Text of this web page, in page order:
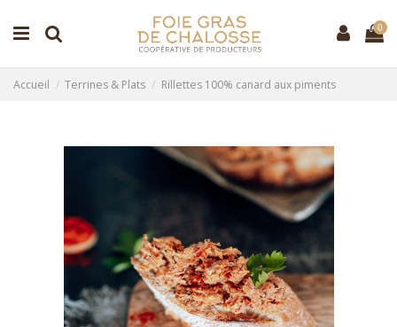
0
Accueil Terrines & Plats Rillettes 100% canard aux piments